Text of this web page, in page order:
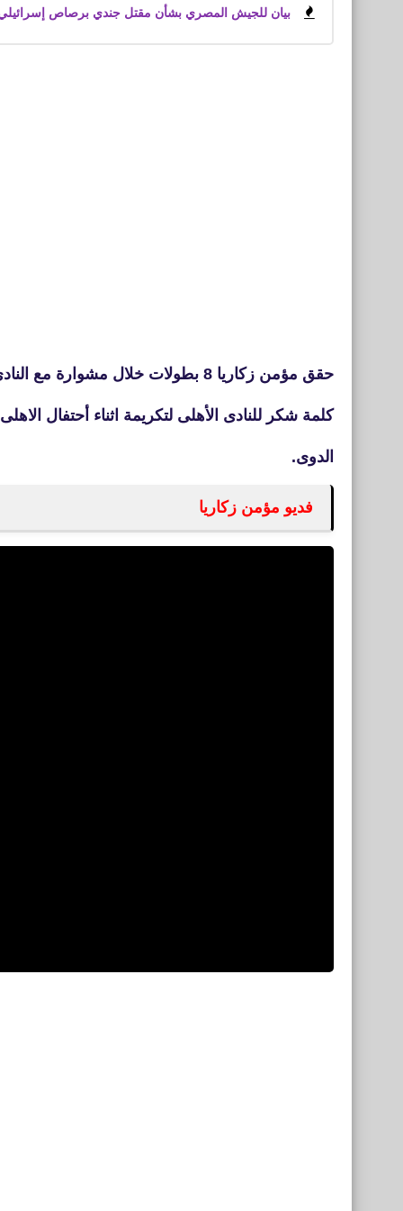
بيان للجيش المصري بشأن مقتل جندي برصاص
حقق مؤمن زكاريا 8 بطولات خلال مشوارة مع النادى الأهلى ووجة
كلمة شكر للنادى الأهلى لتكريمة اثناء أحتفال
الدوى.
فديو مؤمن زكاريا